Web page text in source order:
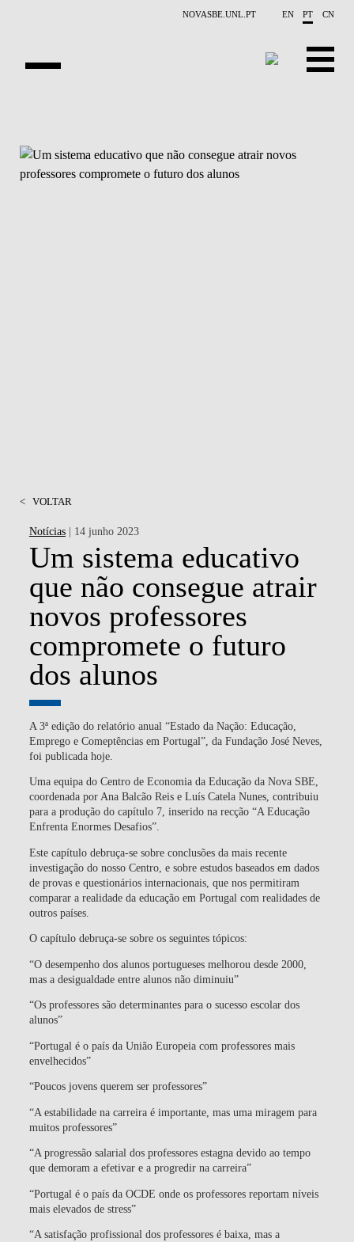
NOVASBE.UNL.PT EN PT CN
EVENTOS
< VOLTAR
Notícias| 14 junho 2023
Um sistema educativo
que não consegue atrair
novos professores
compromete o futuro
dos alunos
A 3ª edição do relatório anual “Estado da Nação: Educação,
Emprego e Comeptências em Portugal”, da Fundação José Neves,
foi publicada hoje.
Uma equipa do Centro de Economia da Educação da Nova SBE,
coordenada por Ana Balcão Reis e Luís Catela Nunes, contribuiu
para a produção do capítulo 7, inserido na recção “A Educação
Enfrenta Enormes Desafios”.
Este capítulo debruça-se sobre conclusões da mais recente
investigação do nosso Centro, e sobre estudos baseados em dados
de provas e questionários internacionais, que nos permitiram
comparar a realidade da educação em Portugal com realidades de
outros países.
O capítulo debruça-se sobre os seguintes tópicos:
“O desempenho dos alunos portugueses melhorou desde 2000,
mas a desigualdade entre alunos não diminuiu”
“Os professores são determinantes para o sucesso escolar dos
alunos”
“Portugal é o país da União Europeia com professores mais
envelhecidos”
“Poucos jovens querem ser professores”
“A estabilidade na carreira é importante, mas uma miragem para
muitos professores”
“A progressão salarial dos professores estagna devido ao tempo
que demoram a efetivar e a progredir na carreira”
“Portugal é o país da OCDE onde os professores reportam níveis
mais elevados de stress”
“A satisfação profissional dos professores é baixa, mas a